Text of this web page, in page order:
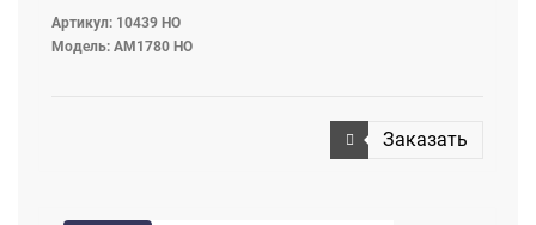
Артикул: 10439 НО
Модель: AM1780 НО
Заказать